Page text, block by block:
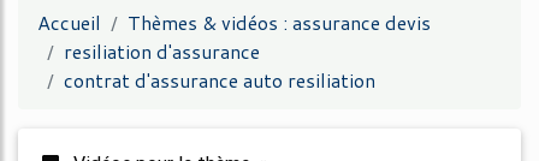
Accueil
Thèmes & vidéos : assurance devis
resiliation d'assurance
contrat d'assurance auto resiliation